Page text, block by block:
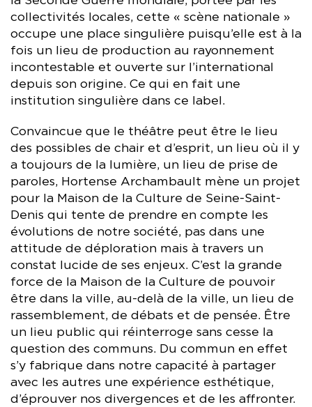
collectivités locales, cette « scène nationale »
occupe une place singulière puisqu’elle est à la
fois un lieu de production au rayonnement
incontestable et ouverte sur l’international
depuis son origine. Ce qui en fait une
institution singulière dans ce label.
Convaincue que le théâtre peut être le lieu
des possibles de chair et d’esprit, un lieu où il y
a toujours de la lumière, un lieu de prise de
paroles, Hortense Archambault mène un projet
pour la Maison de la Culture de Seine-Saint-
Denis qui tente de prendre en compte les
évolutions de notre société, pas dans une
attitude de déploration mais à travers un
constat lucide de ses enjeux. C’est la grande
force de la Maison de la Culture de pouvoir
être dans la ville, au-delà de la ville, un lieu de
rassemblement, de débats et de pensée. Être
un lieu public qui réinterroge sans cesse la
question des communs. Du commun en effet
s’y fabrique dans notre capacité à partager
avec les autres une expérience esthétique,
d’éprouver nos divergences et de les affronter.